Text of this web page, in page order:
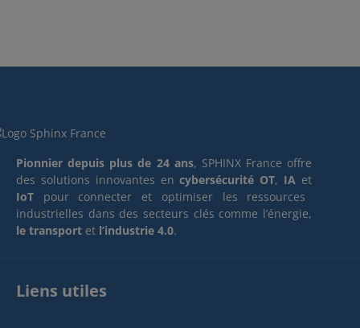
Pionnier depuis plus de 24 ans, SPHINX France offre
des solutions innovantes encybersécurité OT, IA et
IoT pour connecter et optimiser les ressources
industrielles dans des secteurs clés comme l’énergie,
le transport et l’industrie 4.0.
Liens utiles